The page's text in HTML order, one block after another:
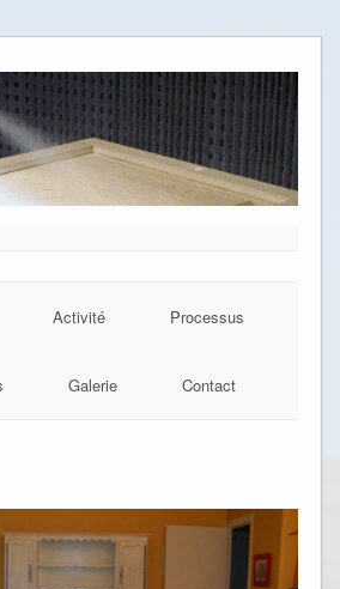
Activité Processus
Galerie Contact